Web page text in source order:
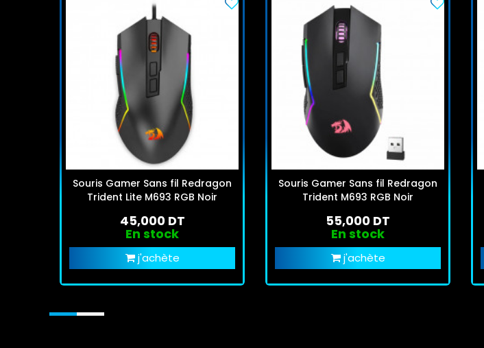
Souris Gamer Sans fil Redragon
Trident Lite M693 RGB Noir
45,000 DT
En stock
j'achète
Souris Gamer Sans fil Redragon
Trident M693 RGB Noir
55,000 DT
En stock
j'achète